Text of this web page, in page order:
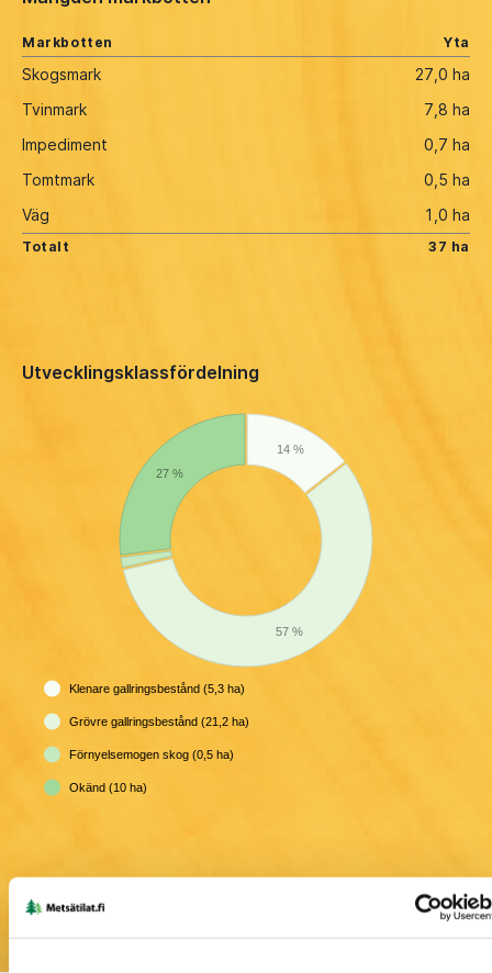
Markbotten Yta
Skogsmark
27,0 ha
Tvinmark
7,8 ha
Impediment
0,7 ha
Tomtmark
0,5 ha
Väg
1,0 ha
Totalt 37 ha
Utvecklingsklassfördelning
14 %
57 %
27 %
Klenare gallringsbestånd (5,3 ha)
Grövre gallringsbestånd (21,2 ha)
Förnyelsemogen skog (0,5 ha)
Okänd (10 ha)